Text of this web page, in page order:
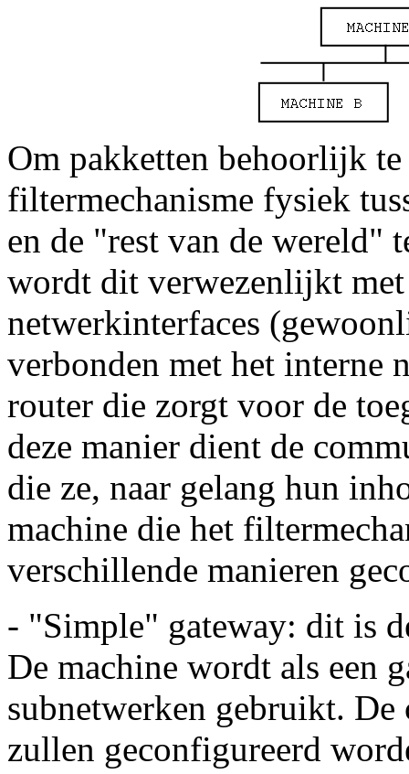
Om pakketten behoorlijk
filtermechanisme fysiek
en de "rest van de wereld"
wordt dit verwezenlijkt met
netwerkinterfaces
verbonden met het interne
router die zorgt voor de
deze manier dient de
die ze, naar gelang hun
machine die het
verschillende manieren
- "Simple" gateway: dit is
De machine wordt als een
subnetwerken gebruikt.
zullen geconfigureerd